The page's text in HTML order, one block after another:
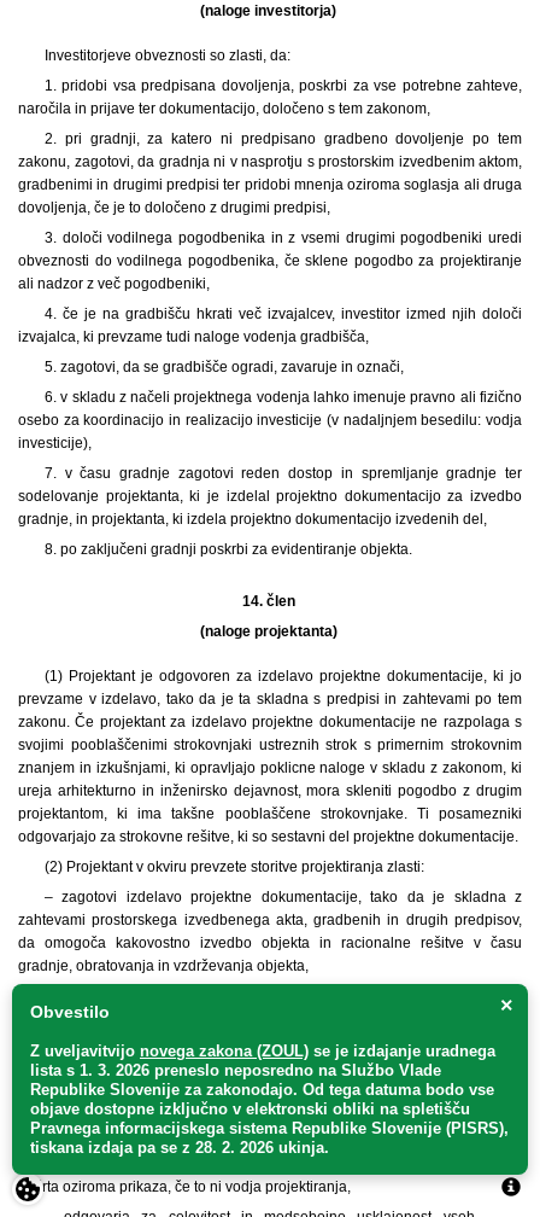
(naloge investitorja)
Investitorjeve obveznosti so zlasti, da:
1. pridobi vsa predpisana dovoljenja, poskrbi za vse potrebne zahteve,
naročila in prijave ter dokumentacijo, določeno s tem zakonom,
2. pri gradnji, za katero ni predpisano gradbeno dovoljenje po tem
zakonu, zagotovi, da gradnja ni v nasprotju s prostorskim izvedbenim aktom,
gradbenimi in drugimi predpisi ter pridobi mnenja oziroma soglasja ali druga
dovoljenja, če je to določeno z drugimi predpisi,
3. določi vodilnega pogodbenika in z vsemi drugimi pogodbeniki uredi
obveznosti do vodilnega pogodbenika, če sklene pogodbo za projektiranje
ali nadzor z več pogodbeniki,
4. če je na gradbišču hkrati več izvajalcev, investitor izmed njih določi
izvajalca, ki prevzame tudi naloge vodenja gradbišča,
5. zagotovi, da se gradbišče ogradi, zavaruje in označi,
6. v skladu z načeli projektnega vodenja lahko imenuje pravno ali fizično
osebo za koordinacijo in realizacijo investicije (v nadaljnjem besedilu: vodja
investicije),
7. v času gradnje zagotovi reden dostop in spremljanje gradnje ter
sodelovanje projektanta, ki je izdelal projektno dokumentacijo za izvedbo
gradnje, in projektanta, ki izdela projektno dokumentacijo izvedenih del,
8. po zaključeni gradnji poskrbi za evidentiranje objekta.
14. člen
(naloge projektanta)
(1) Projektant je odgovoren za izdelavo projektne dokumentacije, ki jo
prevzame v izdelavo, tako da je ta skladna s predpisi in zahtevami po tem
zakonu. Če projektant za izdelavo projektne dokumentacije ne razpolaga s
svojimi pooblaščenimi strokovnjaki ustreznih strok s primernim strokovnim
znanjem in izkušnjami, ki opravljajo poklicne naloge v skladu z zakonom, ki
ureja arhitekturno in inženirsko dejavnost, mora skleniti pogodbo z drugim
projektantom, ki ima takšne pooblaščene strokovnjake. Ti posamezniki
odgovarjajo za strokovne rešitve, ki so sestavni del projektne dokumentacije.
(2) Projektant v okviru prevzete storitve projektiranja zlasti:
– zagotovi izdelavo projektne dokumentacije, tako da je skladna z
zahtevami prostorskega izvedbenega akta, gradbenih in drugih predpisov,
da omogoča kakovostno izvedbo objekta in racionalne rešitve v času
gradnje, obratovanja in vzdrževanja objekta,
– za vodenje izdelave projektne dokumentacije izmed sodelujočih
pooblaščenih strokovnjakov, ki za projektanta opravlja poklicne naloge v eni
od predpisanih oblik v skladu z zakonom, ki ureja arhitekturno in inženirsko
dejavnost, določi vodjo izdelave projektne dokumentacije (v nadaljnjem
besedilu: vodja projektiranja),
– zagotovi sodelovanje pooblaščenega strokovnjaka, ki glede na svoje
poklicne naloge v skladu z zakonom, ki ureja arhitekturno in inženirsko
načrta oziroma prikaza, če to ni vodja projektiranja,
×
Obvestilo
Z uveljavitvijo novega zakona (ZOUL) se je izdajanje uradnega
lista s 1. 3. 2026 preneslo neposredno na Službo Vlade
Republike Slovenije za zakonodajo. Od tega datuma bodo vse
objave dostopne izključno v elektronski obliki na spletišču
Pravnega informacijskega sistema Republike Slovenije (PISRS),
tiskana izdaja pa se z 28. 2. 2026 ukinja.